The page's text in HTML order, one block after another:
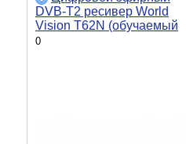
DVB-T2 ресивер World
Vision T62N (обучаемый
пульт)
0